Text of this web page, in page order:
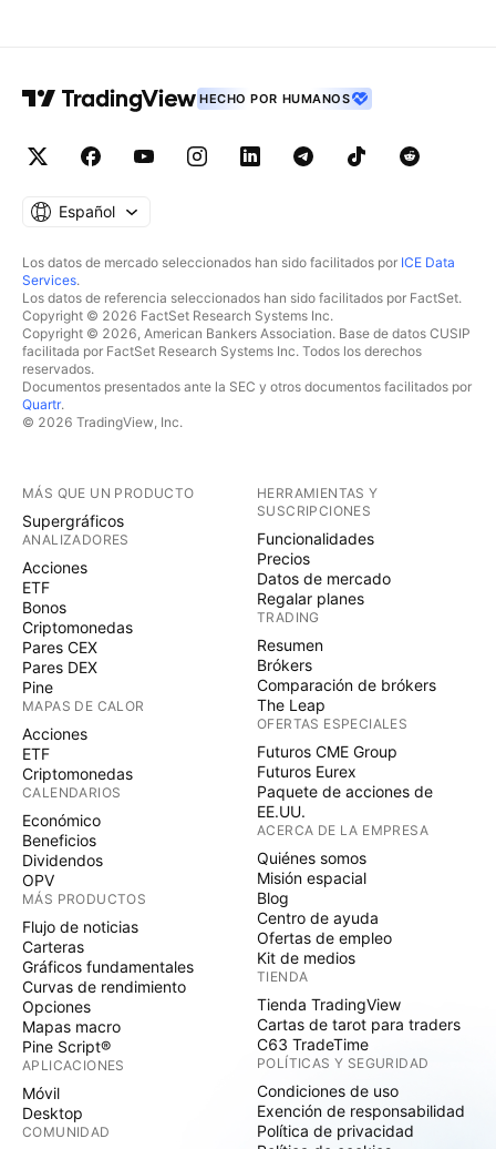
HECHO POR HUMANOS
Español
Los datos de mercado seleccionados han sido facilitados por ICE Data
Services.
Los datos de referencia seleccionados han sido facilitados por FactSet.
Copyright © 2026 FactSet Research Systems Inc.
Copyright © 2026, American Bankers Association. Base de datos CUSIP
facilitada por FactSet Research Systems Inc. Todos los derechos
reservados.
Documentos presentados ante la SEC y otros documentos facilitados por
Quartr.
© 2026 TradingView, Inc.
MÁS QUE UN PRODUCTO
Supergráficos
ANALIZADORES
Acciones
ETF
Bonos
Criptomonedas
Pares CEX
Pares DEX
Pine
MAPAS DE CALOR
Acciones
ETF
Criptomonedas
CALENDARIOS
Económico
Beneficios
Dividendos
OPV
MÁS PRODUCTOS
Flujo de noticias
Carteras
Gráficos fundamentales
Curvas de rendimiento
Opciones
Mapas macro
Pine Script®
APLICACIONES
Móvil
Desktop
COMUNIDAD
HERRAMIENTAS Y
SUSCRIPCIONES
Funcionalidades
Precios
Datos de mercado
Regalar planes
TRADING
Resumen
Brókers
Comparación de brókers
The Leap
OFERTAS ESPECIALES
Futuros CME Group
Futuros Eurex
Paquete de acciones de
EE.UU.
ACERCA DE LA EMPRESA
Quiénes somos
Misión espacial
Blog
Centro de ayuda
Ofertas de empleo
Kit de medios
TIENDA
Tienda TradingView
Cartas de tarot para traders
C63 TradeTime
POLÍTICAS Y SEGURIDAD
Condiciones de uso
Exención de responsabilidad
Política de privacidad